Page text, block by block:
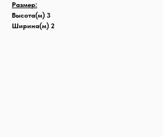
Размер:
Высота(м) 3
Ширина(м) 2